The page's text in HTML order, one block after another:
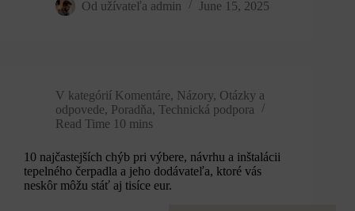
Od užívateľa admin June 15, 2025
V kategórií Komentáre, Názory, Otázky a
odpovede, Poradňa, Technická podpora
Read Time 10 mins
10 najčastejších chýb pri výbere, návrhu a inštalácii
tepelného čerpadla a jeho dodávateľa, ktoré vás
neskôr môžu stáť aj tisíce eur.